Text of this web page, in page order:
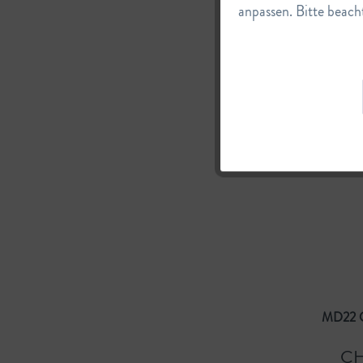
MD22
Service
anpassen. Bitte